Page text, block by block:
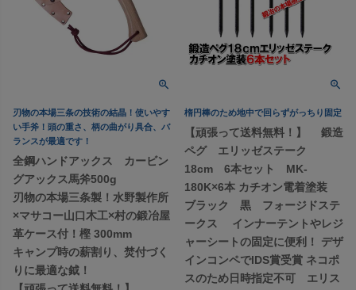
刃物の本場三条の技術の結晶！使いやす
い手斧！頭の重さ、柄の曲がり具合、バ
ランスが最適です！
全鋼ハンドアックス カービン
グアックス馬斧500g
刃物の本場三条製！水野製作所
×マサコー山口木工×村の鍛冶屋
革ケース付！樫 300mm
キャンプ時の薪割り、焚付づく
りに最適な鉞！
楕円棒のため地中で回らずがっちり固定
【頑張って送料無料！】 鍛造
ペグ エリッゼステーク
18cm 6本セット MK-
180K×6本 カチオン電着塗装
ブラック 黒 フォージドステ
ークス インナーテントやレジ
ャーシートの固定に便利！ デザ
インコンペでIDS賞受賞 ネコポ
スのため日時指定不可 エリス